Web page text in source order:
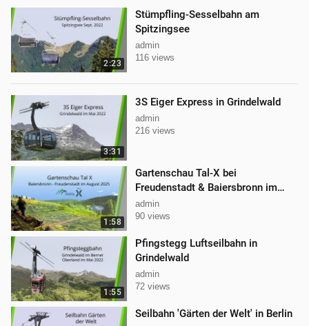
2:23
Stümpfling-Sesselbahn am
Spitzingsee
admin
116 views
3:31
3S Eiger Express in Grindelwald
admin
216 views
1:58
Gartenschau Tal-X bei
Freudenstadt & Baiersbronn im
Schwarzwald
admin
90 views
1:55
Pfingstegg Luftseilbahn in
Grindelwald
admin
72 views
Seilbahn 'Gärten der Welt' in Berlin